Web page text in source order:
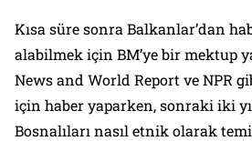
Kısa süre sonra Balkanlar’dan
alabilmek için BM’ye bir mektup
Newsand World Report veNPR
için haber yaparken, sonraki iki
Bosnalıları nasıl etnik olarak